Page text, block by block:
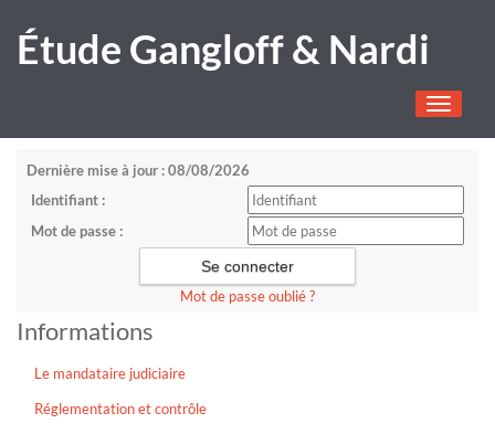
Étude Gangloff & Nardi
Toggle
Dernière mise à jour : 08/08/2026
Identifiant :
Mot de passe :
Mot de passe oublié ?
Informations
Le mandataire judiciaire
Réglementation et contrôle